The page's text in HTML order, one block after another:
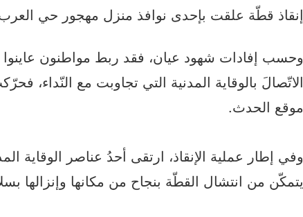
إنقاذ قطّة علقت بإحدى نوافذ منزل مهجور حي
وحسب إفادات شهود عيان، فقد ربط مواطنون عاينوا
الاتّصالَ بالوقاية المدنية التي تجاوبت مع النّداء،
موقع الحدث.
وفي إطار عملية الإنقاذ، ارتقى أحدُ عناصر الوقاية
يتمكّن من انتشال القطّة بنجاح من مكانها وإنزالها